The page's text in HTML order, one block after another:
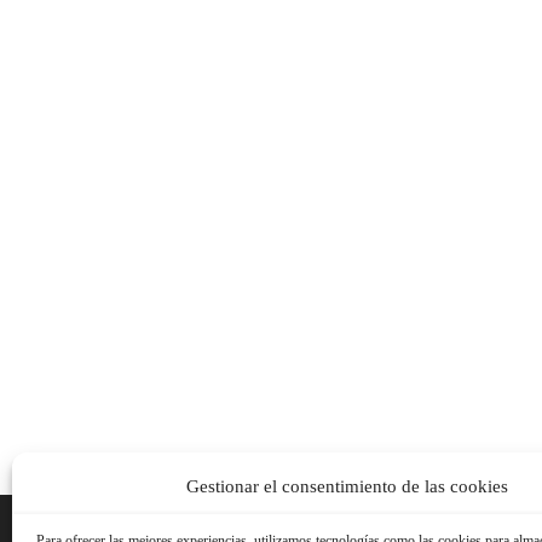
Gestionar el consentimiento de las cookies